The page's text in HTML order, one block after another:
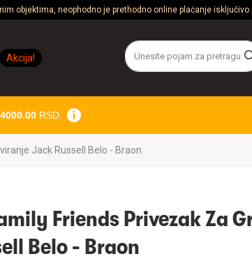
objektima, neophodno je prethodno online plaćanje
Akcija!
4000.00RSD.
Jack Russell Belo - Braon
Friends Privezak Za
Belo - Braon